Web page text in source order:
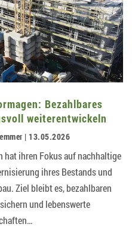
Bezahlbares
weiterentwickeln
| 13.05.2026
hat ihren Fokus auf nachhaltige
ihres Bestands und
Ziel bleibt es, bezahlbaren
und lebenswerte